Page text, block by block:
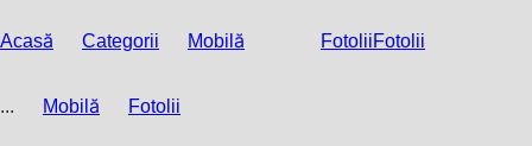
Acasă Categorii Mobilă FotoliiFotolii
... Mobilă Fotolii